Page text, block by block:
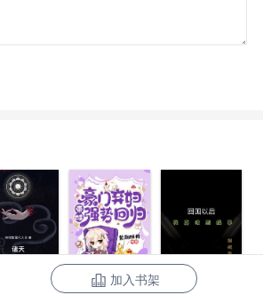
豪门弃妇带娃
加入书架